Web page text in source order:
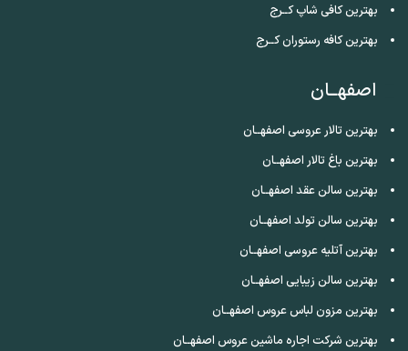
بهترین کافی شاپ کــرج
بهترین کافه رستوران کــرج
اصفهــان
بهترین تالار عروسی اصفهــان
بهترین باغ تالار اصفهــان
بهترین سالن عقد اصفهــان
بهترین سالن تولد اصفهــان
بهترین آتلیه عروسی اصفهــان
بهترین سالن زیبایی اصفهــان
بهترین مزون لباس عروس اصفهــان
بهترین شرکت اجاره ماشین عروس اصفهــان